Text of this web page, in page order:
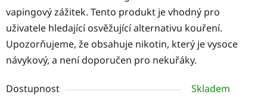
vapingový zážitek. Tento produkt je vhodný pro
uživatele hledající osvěžující alternativu kouření.
Upozorňujeme, že obsahuje nikotin, který je vysoce
návykový, a není doporučen pro nekuřáky.
Dostupnost
Skladem